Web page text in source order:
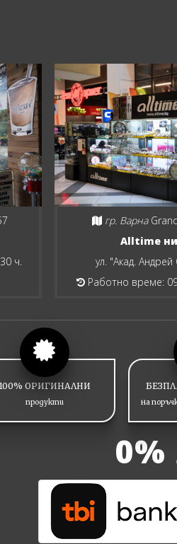
ч.
гр. Варна
Alltime
ул. "Акад.
Работно време:
100% ОРИГИНАЛНИ
продукти на
0%